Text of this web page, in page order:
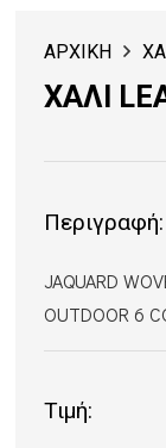
ΑΡΧΙΚΗ
ΧΑΛΙ
Περιγραφή:
JAQUARD
OUTDOOR 6
Τιμή: